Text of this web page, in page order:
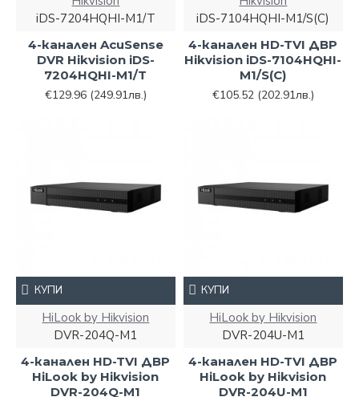
iDS-7204HQHI-M1/T
4-канален AcuSense
DVR Hikvision iDS-
7204HQHI-M1/T
€129.96 (249.91лв.)
iDS-7104HQHI-M1/S(С)
4-канален HD-TVI ДВР
Hikvision iDS-7104HQHI-
M1/S(С)
€105.52 (202.91лв.)
HiLook by Hikvision
DVR-204Q-M1
4-канален HD-TVI ДВР
HiLook by Hikvision
DVR-204Q-M1
КУПИ
HiLook by Hikvision
DVR-204U-M1
4-канален HD-TVI ДВР
HiLook by Hikvision
DVR-204U-M1
КУПИ